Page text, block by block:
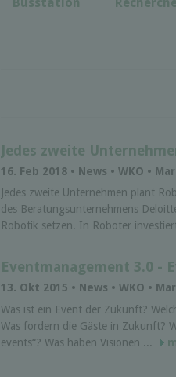
Jedes zweite
16. Feb 2018 • News • WKO •
Jedes zweite Unternehmen plant
des Beratungsunternehmens
Robotik setzen. In Roboter
Eventmanagement 3.0 -
13. Okt 2015 • News • WKO •
Was ist ein Event der Zukunft?
Was fordern die Gäste in Zukunft?
events“? Was haben Visionen ...